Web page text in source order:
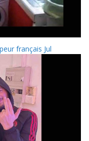
français Jul